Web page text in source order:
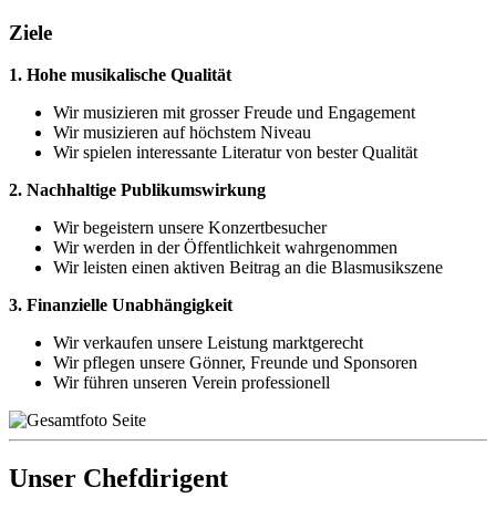
Ziele
1. Hohe musikalische Qualität
Wir musizieren mit grosser Freude und Engagement
Wir musizieren auf höchstem Niveau
Wir spielen interessante Literatur von bester Qualität
2. Nachhaltige Publikumswirkung
Wir begeistern unsere Konzertbesucher
Wir werden in der Öffentlichkeit wahrgenommen
Wir leisten einen aktiven Beitrag an die Blasmusikszene
3. Finanzielle Unabhängigkeit
Wir verkaufen unsere Leistung marktgerecht
Wir pflegen unsere Gönner, Freunde und Sponsoren
Wir führen unseren Verein professionell
Unser Chefdirigent